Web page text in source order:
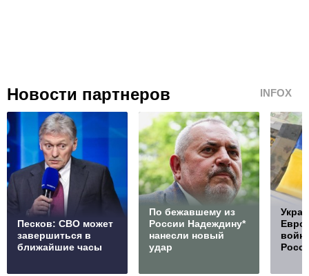
Новости партнеров INFOX
Песков: СВО может
завершиться в
ближайшие часы
По бежавшему из
России Надеждину*
нанесли новый
удар